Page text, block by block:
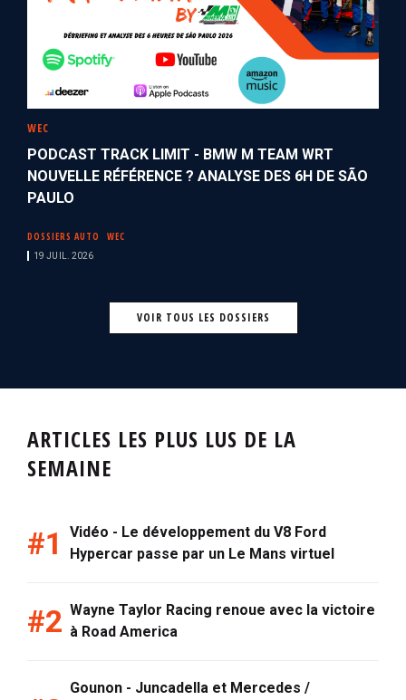
WEC
PODCAST TRACK LIMIT - BMW M TEAM WRT
NOUVELLE RÉFÉRENCE ? ANALYSE DES 6H DE SÃO
PAULO
DOSSIERS AUTO WEC
19 JUIL. 2026
VOIR TOUS LES DOSSIERS
ARTICLES LES PLUS LUS DE LA
SEMAINE
Vidéo - Le développement du V8 Ford
Hypercar passe par un Le Mans virtuel
Wayne Taylor Racing renoue avec la victoire
à Road America
Gounon - Juncadella et Mercedes /